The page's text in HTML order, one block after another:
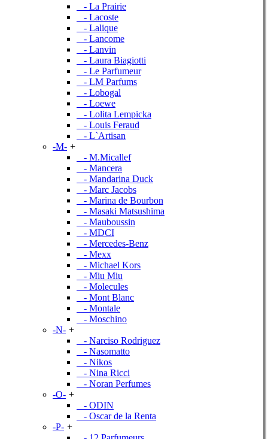
- La Prairie
- Lacoste
- Lalique
- Lancome
- Lanvin
- Laura Biagiotti
- Le Parfumeur
- LM Parfums
- Lobogal
- Loewe
- Lolita Lempicka
- Louis Feraud
- L`Artisan
-M- +
- M.Micallef
- Mancera
- Mandarina Duck
- Marc Jacobs
- Marina de Bourbon
- Masaki Matsushima
- Mauboussin
- MDCI
- Mercedes-Benz
- Mexx
- Michael Kors
- Miu Miu
- Molecules
- Mont Blanc
- Montale
- Moschino
-N- +
- Narciso Rodriguez
- Nasomatto
- Nikos
- Nina Ricci
- Noran Perfumes
-O- +
- ODIN
- Oscar de la Renta
-P- +